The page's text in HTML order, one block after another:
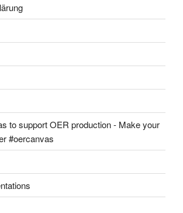
to support OER production - Make your
#oercanvas